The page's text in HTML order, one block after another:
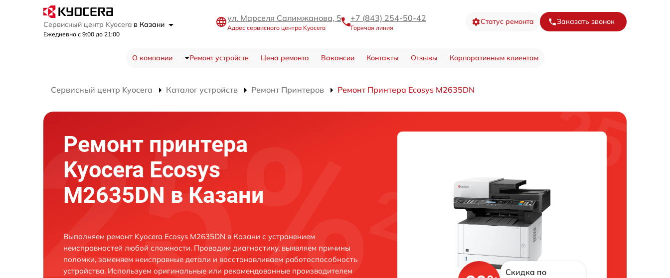
Сервисный центр Kyocera в Казани
Ежедневно с 9:00 до 21:00
ул. Марселя Салимжанова, 5
Адрес сервисного центра Kyocera
+7 (843) 254-50-42
Горячая линия
Статус ремонта Заказать звонок
О компании Ремонт устройств Цена ремонта Вакансии Контакты Отзывы Корпоративным клиентам
Сервисный центр Kyocera Каталог устройств Ремонт Принтеров Ремонт Принтера Ecosys M2635DN
Ремонт принтера
Kyocera Ecosys
M2635DN в Казани
Выполняем ремонт Kyocera Ecosys M2635DN в Казани с устранением
неисправностей любой сложности. Проводим диагностику, выявляем причины
поломки, заменяем неисправные детали и восстанавливаем работоспособность
устройства. Используем оригинальные или рекомендованные производителем
Скидка по